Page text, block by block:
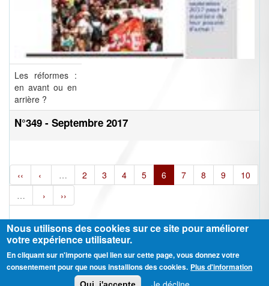
Les réformes :
en avant ou en
arrière ?
N°349 - Septembre 2017
‹‹ ‹ … 2 3 4 5 6 7 8 9
10
…
› ››
Ⓒ CGT Fédération THCB - Tous les droits réservés - Mentions légales
Contactez-nous
Nous utilisons des cookies sur ce site pour améliorer
votre expérience utilisateur.
En cliquant sur n'importe quel lien sur cette page, vous donnez votre
consentement pour que nous installions des cookies. Plus d'information